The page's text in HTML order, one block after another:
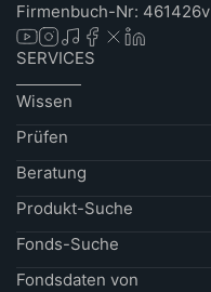
Firmenbuch-Nr: 461426v
SERVICES
Wissen
Prüfen
Beratung
Produkt-Suche
Fonds-Suche
Fondsdaten von